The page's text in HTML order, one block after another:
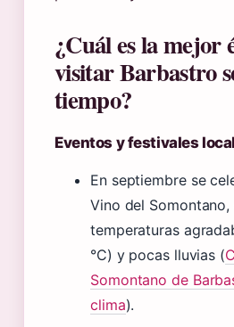
¿Cuál es la mejor
visitar Barbastro
tiempo?
Eventos y festivales
En septiembre se
Vino del
temperaturas
°C) y pocas lluvias (
Somontano de
clima).